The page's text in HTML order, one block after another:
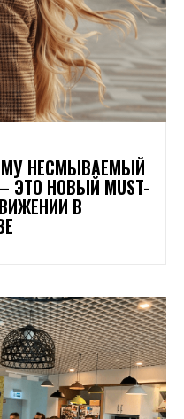
НЕСМЫВАЕМЫЙ
НОВЫЙ MUST-
В